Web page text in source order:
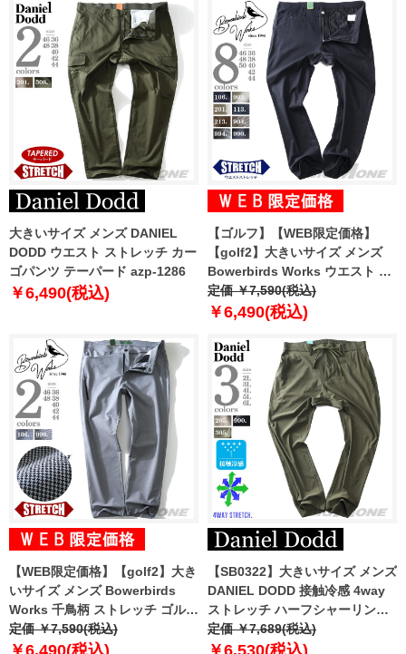
大きいサイズ メンズ DANIEL
DODD ウエスト ストレッチ カー
ゴパンツ テーパード azp-1286
￥6,490(税込)
【ゴルフ】【WEB限定価格】
【golf2】大きいサイズ メンズ
Bowerbirds Works ウエスト ス
トレッチパンツ azp-1228
定価 ￥7,590(税込)
￥6,490(税込)
【WEB限定価格】【golf2】大き
いサイズ メンズ Bowerbirds
Works 千鳥柄 ストレッチ ゴルフ
パンツ azp-1272
定価 ￥7,590(税込)
【SB0322】大きいサイズ メンズ
DANIEL DODD 接触冷感 4way
ストレッチ ハーフシャーリング
パンツ azp240201201t
定価 ￥7,689(税込)